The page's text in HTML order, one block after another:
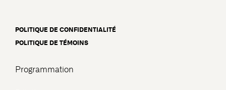
Programmation
POLITIQUE DE CONFIDENTIALITÉ
POLITIQUE DE TÉMOINS